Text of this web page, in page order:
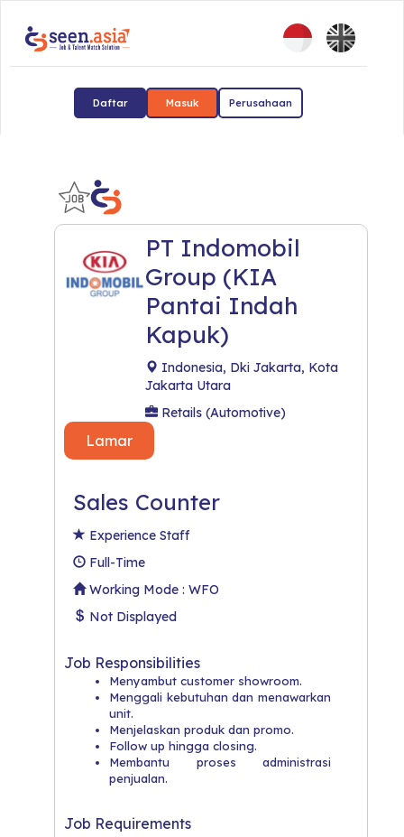
Daftar Masuk Perusahaan
PT Indomobil
Group (KIA
Pantai Indah
Kapuk)
Indonesia, Dki Jakarta, Kota
Jakarta Utara
Retails (Automotive)
Lamar
Sales Counter
Experience Staff
Full-Time
Working Mode : WFO
Not Displayed
Job Responsibilities
Menyambut customer showroom.
Menggali kebutuhan dan menawarkan
unit.
Menjelaskan produk dan promo.
Follow up hingga closing.
Membantu proses administrasi
penjualan.
Job Requirements